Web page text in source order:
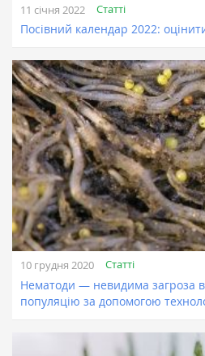
11 січня 2022 Статті
Посівний календар 2022:
10 грудня 2020 Статті
Нематоди — невидима загроза
популяцію за допомогою